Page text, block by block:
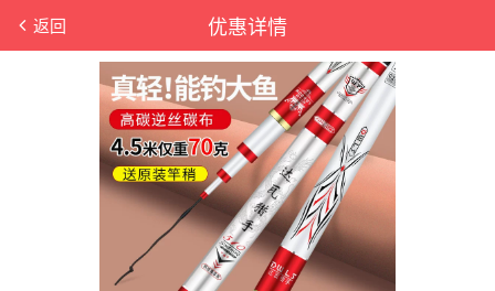
优惠详情
返回